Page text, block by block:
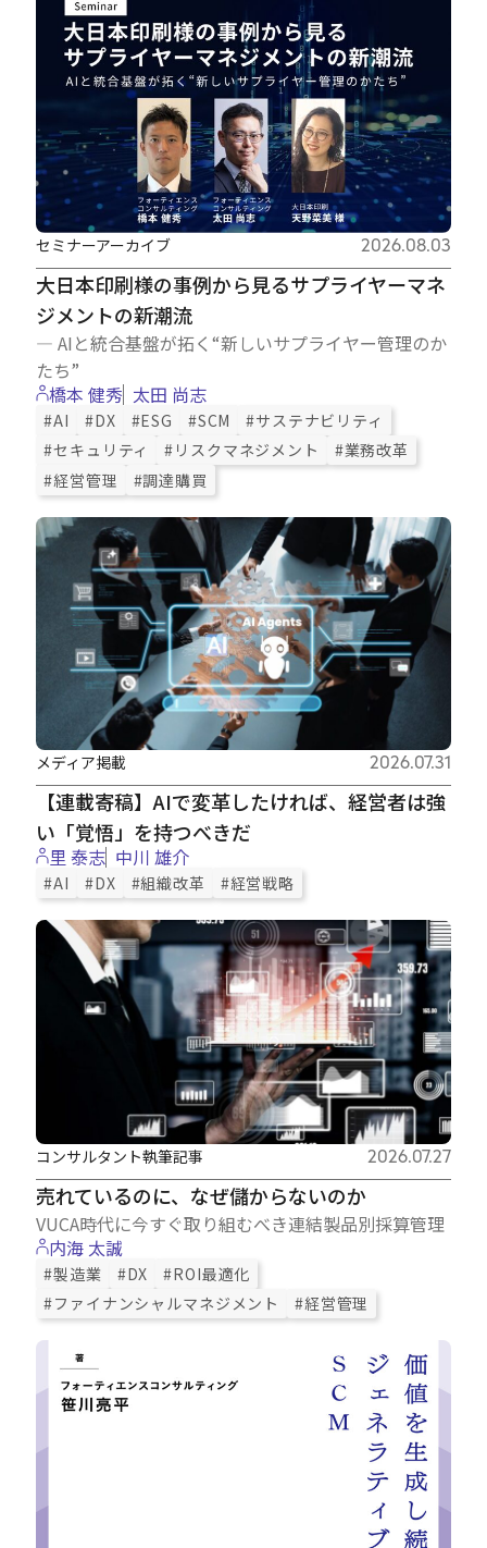
大日本印刷様の事例から見るサプライヤーマネ
ジメントの新潮流
― AIと統合基盤が拓く“新しいサプライヤー管理のか
たち”
セミナーアーカイブ 2026.08.03
橋本 健秀 太田 尚志
#AI #DX #ESG #SCM
#サステナビリティ
#セキュリティ
#リスクマネジメント
#業務改革
#経営管理
#調達購買
【連載寄稿】AIで変革したければ、経営者は強
い「覚悟」を持つべきだ
メディア掲載 2026.07.31
里 泰志 中川 雄介
#AI #DX #組織改革 #経営戦略
売れているのに、なぜ儲からないのか
VUCA時代に今すぐ取り組むべき連結製品別採算管理
コンサルタント執筆記事 2026.07.27
内海 太誠
#製造業 #DX
#ROI最適化
#ファイナンシャルマネジメント
#経営管理